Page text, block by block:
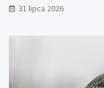
31 lipca 2026